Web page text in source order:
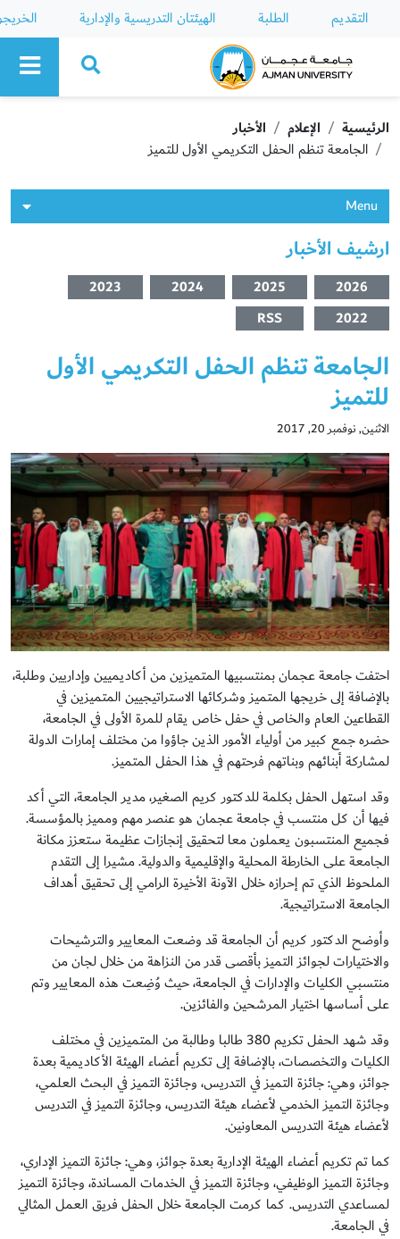
التقديم الطلبة الهيئتان التدريسية والإدارية
Ajman University
الرئيسية الإعلام
الأخبار
الجامعة تنظم الحفل التكريمي الأول للتميز
Menu
ارشيف الأخبار
2026
2025
2024
2023
2022
RSS
الجامعة تنظم الحفل التكريمي الأول
للتميز
الاثنين, نوفمبر 20, 2017
احتفت جامعة عجمان بمنتسبيها المتميزين من أكاديميين وإداريين وطلبة،
بالإضافة إلى خريجها المتميز وشركائها الاستراتيجيين المتميزين في
القطاعين العام والخاص في حفل خاص يقام للمرة الأولى في الجامعة،
حضره جمع كبير من أولياء الأمور الذين جاؤوا من مختلف إمارات الدولة
لمشاركة أبنائهم وبناتهم فرحتهم في هذا الحفل المتميز.
وقد استهل الحفل بكلمة للدكتور كريم الصغير، مدير الجامعة، التي أكد
فيها أن كل منتسب في جامعة عجمان هو عنصر مهم ومميز بالمؤسسة.
فجميع المنتسبون يعملون معا لتحقيق إنجازات عظيمة ستعزز مكانة
الجامعة على الخارطة المحلية والإقليمية والدولية. مشيرا إلى التقدم
الملحوظ الذي تم إحرازه خلال الآونة الأخيرة الرامي إلى تحقيق أهداف
الجامعة الاستراتيجية.
وأوضح الدكتور كريم أن الجامعة قد وضعت المعايير والترشيحات
والاختيارات لجوائز التميز بأقصى قدر من النزاهة من خلال لجان من
منتسبي الكليات والإدارات في الجامعة، حيث وُضِعت هذه المعايير وتم
على أساسها اختيار المرشحين والفائزين.
وقد شهد الحفل تكريم 380 طالبا وطالبة من المتميزين في مختلف
الكليات والتخصصات، بالإضافة إلى تكريم أعضاء الهيئة الأكاديمية بعدة
جوائز، وهي: جائزة التميز في التدريس، وجائزة التميز في البحث العلمي،
وجائزة التميز الخدمي لأعضاء هيئة التدريس، وجائزة التميز في التدريس
لأعضاء هيئة التدريس المعاونين.
كما تم تكريم أعضاء الهيئة الإدارية بعدة جوائز، وهي: جائزة التميز الإداري،
وجائزة التميز الوظيفي، وجائزة التميز في الخدمات المساندة، وجائزة التميز
لمساعدي التدريس. كما كرمت الجامعة خلال الحفل فريق العمل المثالي
في الجامعة.